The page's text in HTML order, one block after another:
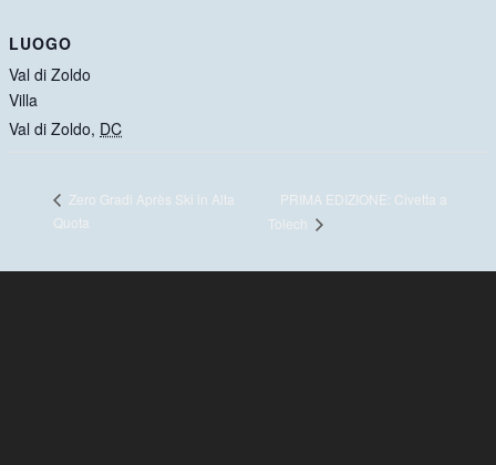
LUOGO
Val di Zoldo
Villa
Val di Zoldo, DC
Zero Gradi Après Ski in Alta
Quota
PRIMA EDIZIONE: Civetta a
Tolech